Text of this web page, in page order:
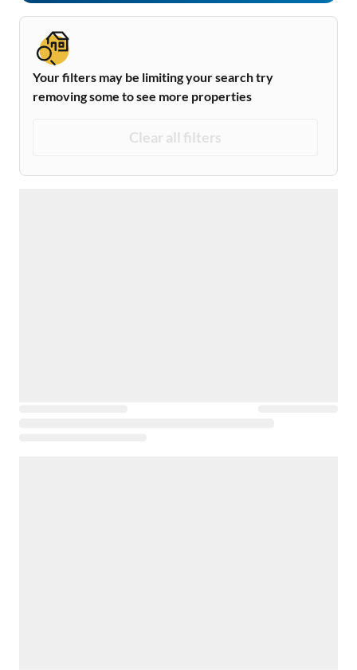
Your filters may be limiting your search try
removing some to see more properties
Clear all filters